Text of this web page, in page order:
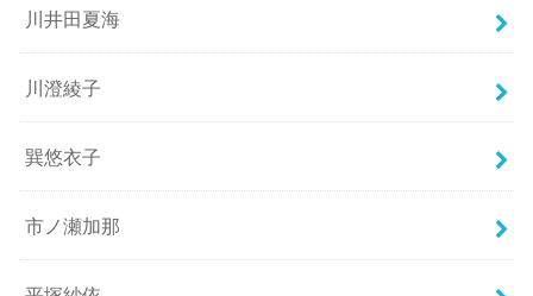
川井田夏海
川澄綾子
巽悠衣子
市ノ瀬加那